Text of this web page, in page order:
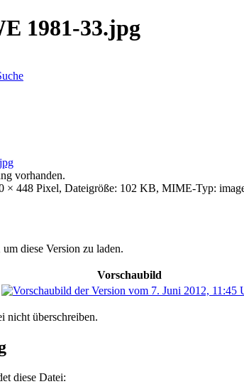
1981-33.jpg
vorhanden.
× 448 Pixel, Dateigröße: 102 KB, MIME-Typ:
diese Version zu laden.
Vorschaubild
nicht überschreiben.
diese Datei: